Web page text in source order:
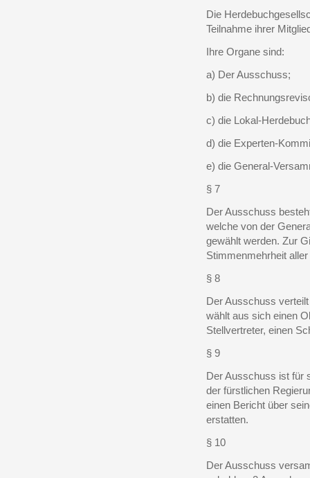
Die
Teilnahme ihrer
Ihre Organe sind:
a) Der Ausschuss;
b) die
c) die Lokal-
d) die Experten-
e) die General-
§ 7
Der Ausschuss
welche von der
gewählt werden. Zur
Stimmenmehrheit
§ 8
Der Ausschuss
wählt aus sich einen
Stellvertreter, einen
§ 9
Der Ausschuss ist für
der fürstlichen
einen Bericht über
erstatten.
§ 10
Der Ausschuss